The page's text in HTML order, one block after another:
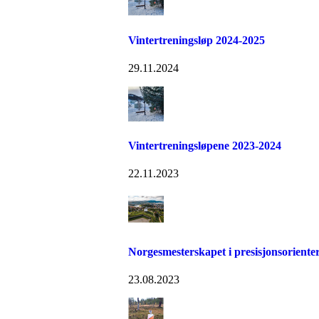
Vintertreningsløp 2024-2025
29.11.2024
Vintertreningsløpene 2023-2024
22.11.2023
Norgesmesterskapet i
23.08.2023